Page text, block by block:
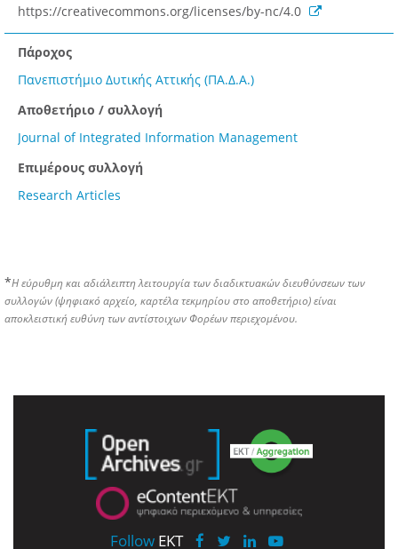
https://creativecommons.org/licenses/by-nc/4.0
Πάροχος
Πανεπιστήμιο Δυτικής Αττικής (ΠΑ.Δ.Α.)
Αποθετήριο / συλλογή
Journal of Integrated Information Management
Επιμέρους συλλογή
Research Articles
*Η εύρυθμη και αδιάλειπτη λειτουργία των διαδικτυακών διευθύνσεων των
συλλογών (ψηφιακό αρχείο, καρτέλα τεκμηρίου στο αποθετήριο) είναι
αποκλειστική ευθύνη των αντίστοιχων Φορέων περιεχομένου.
Follow EKT